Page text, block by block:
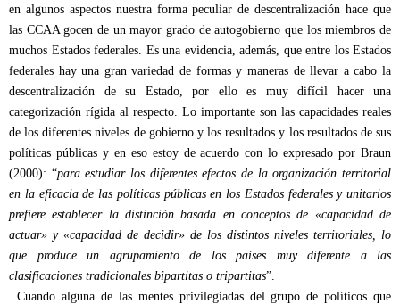
en algunos aspectos nuestra forma peculiar de descentralización hace que
las CCAA gocen de un mayor grado de autogobierno que los miembros de
muchos Estados federales. Es una evidencia, además, que entre los Estados
federales hay una gran variedad de formas y maneras de llevar a cabo la
descentralización de su Estado, por ello es muy difícil hacer una
categorización rígida al respecto. Lo importante son las capacidades reales
de los diferentes niveles de gobierno y los resultados y los resultados de sus
políticas públicas y en eso estoy de acuerdo con lo expresado por Braun
(2000): “para estudiar los diferentes efectos de la organización territorial
en la eficacia de las políticas públicas en los Estados federales y unitarios
prefiere establecer la distinción basada en conceptos de «capacidad de
actuar» y «capacidad de decidir» de los distintos niveles territoriales, lo
que produce un agrupamiento de los países muy diferente a las
clasificaciones tradicionales bipartitas o tripartitas”.
Cuando alguna de las mentes privilegiadas del grupo de políticos que